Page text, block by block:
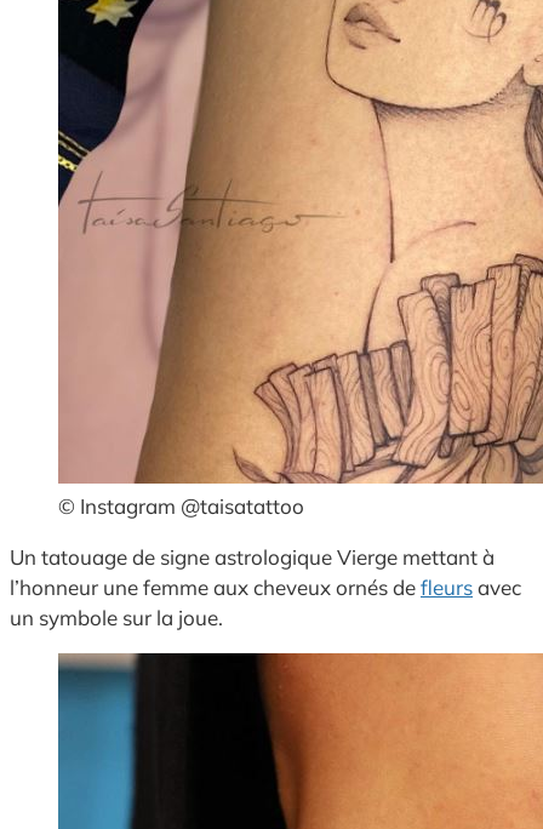
© Instagram @taisatattoo
Un tatouage de signe astrologique Vierge mettant à
l’honneur une femme aux cheveux ornés defleursavec
un symbole sur la joue.